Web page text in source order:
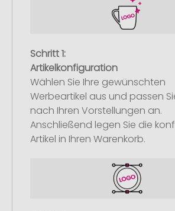
Schritt 1:
Artikelkonfiguration
Wählen Sie Ihre gewünschten
Werbeartikel aus und passen
nach Ihren Vorstellungen an.
Anschließend legen Sie die
Artikel in Ihren Warenkorb.